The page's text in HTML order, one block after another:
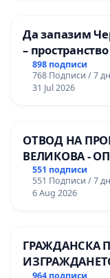
Да запазим
–
898 подписи
768 Подписи / 7
31 Jul 2026
ОТВОД НА
ВЕЛИКОВА -
551 подписи
551 Подписи / 7
6 Aug 2026
ГРАЖДАНСКА